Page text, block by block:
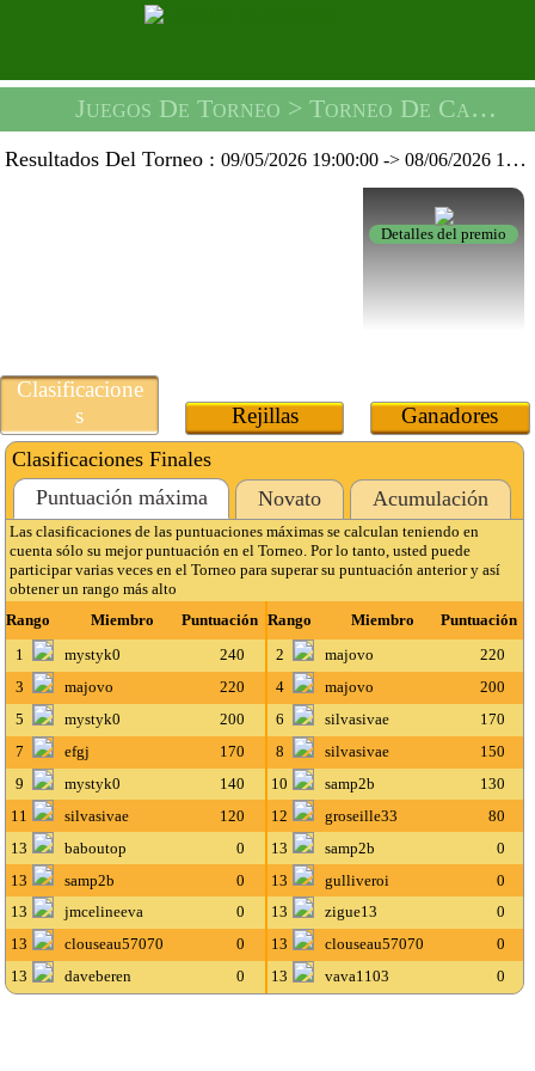
Juegos De Torneo > Torneo De Camiones De Azúcar -
Resultados Del Torneo :09/05/2026 19:00:00 ->08/06/2026 19:59:59
Detalles del premio
Clasificacione
s
Rejillas Ganadores
Clasificaciones Finales
Puntuación máxima
Novato Acumulación
Las clasificaciones de las puntuaciones máximas se calculan teniendo en
cuenta sólo su mejor puntuación en el Torneo. Por lo tanto, usted puede
participar varias veces en el Torneo para superar su puntuación anterior y así
obtener un rango más alto
Rango
Miembro Puntuación Rango Miembro
Puntuación
1
mystyk0 240 2 majovo
220
3
majovo 220 4 majovo
200
5
mystyk0 200 6 silvasivae
170
7
efgj 170 8 silvasivae
150
9
mystyk0 140 10 samp2b
130
11
silvasivae 120 12 groseille33
80
13
baboutop 0 13 samp2b
0
13
samp2b 0 13 gulliveroi
0
13
jmcelineeva 0 13 zigue13
0
13
clouseau57070 0 13 clouseau57070
0
13
daveberen 0 13 vava1103 0